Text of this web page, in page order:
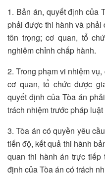
1. Bản án, quyết định của
phải được thi hành và phải
tôn trọng; cơ quan, tổ
nghiêm chỉnh chấp hành.
2. Trong phạm vi nhiệm
cơ quan, tổ chức được
quyết định của Tòa án
trách nhiệm trước pháp
3. Tòa án có quyền yêu
tiến độ, kết quả thi hành
quan thi hành án trực
định của Tòa án có trách